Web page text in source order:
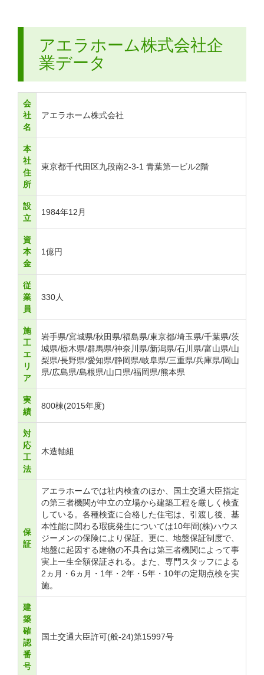
アエラホーム株式会社企
業データ
会
社
名
アエラホーム株式会社
本
社
住
所
東京都千代田区九段南2-3-1 青葉第一ビル2階
設
立
1984年12月
資
本
金
1億円
従
業
員
330人
施
工
エ
リ
ア
岩手県/宮城県/秋田県/福島県/東京都/埼玉県/千葉県/茨
城県/栃木県/群馬県/神奈川県/新潟県/石川県/富山県/山
梨県/長野県/愛知県/静岡県/岐阜県/三重県/兵庫県/岡山
県/広島県/島根県/山口県/福岡県/熊本県
実
績
800棟(2015年度)
対
応
工
法
木造軸組
保
証
アエラホームでは社内検査のほか、国土交通大臣指定
の第三者機関が中立の立場から建築工程を厳しく検査
している。各種検査に合格した住宅は、引渡し後、基
本性能に関わる瑕疵発生については10年間(株)ハウス
ジーメンの保険により保証。更に、地盤保証制度で、
地盤に起因する建物の不具合は第三者機関によって事
実上一生全額保証される。また、専門スタッフによる
2ヵ月・6ヵ月・1年・2年・5年・10年の定期点検を実
施。
建
築
確
認
番
号
国土交通大臣許可(般-24)第15997号